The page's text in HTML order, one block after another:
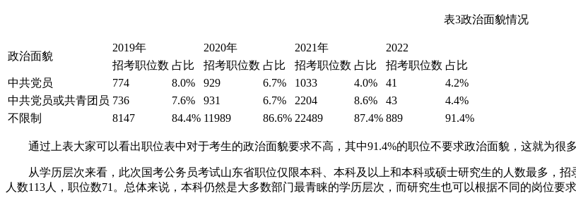
表3政治面貌情况
政治面貌
2019年 2020年 2021年
2022
招考职位数 占比 招考职位数 占比 招考职位数 占比 招考职位数 占比
中共党员
774 8.0% 929 6.7% 1033 4.0% 41
4.2%
中共党员或共青团员 736 7.6% 931 6.7% 2204 8.6% 43
4.4%
不限制
8147 84.4% 11989 86.6% 22489 87.4% 889 91.4%
通过上表大家可以看出职位表中对于考生的政治面貌要求不高，其中91.4%的职位不要求政治面貌，这就为很
从学历层次来看，此次国考公务员考试山东省职位仅限本科、本科及以上和本科或硕士研究生的人数最多，
人数113人，职位数71。总体来说，本科仍然是大多数部门最青睐的学历层次，而研究生也可以根据不同的岗位要求